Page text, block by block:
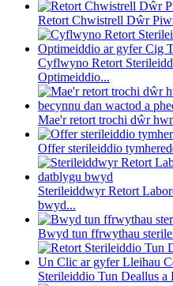
Retort Chwistrell Dŵr
Cyflwyno Retort
Optimeiddio...
Mae'r retort trochi dŵr
Offer sterileiddio
Sterileiddwyr Retort
bwyd...
Bwyd tun ffrwythau
Sterileiddio Tun Deallus a